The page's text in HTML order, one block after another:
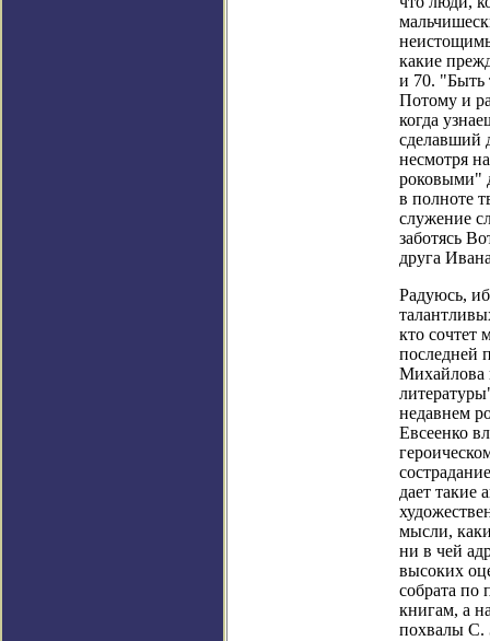
какие
и 70. "Быть
Потому и
когда
сделавший
несмотря
роковыми"
в полноте
служение
заботясь
друга
Радуюсь,
кто
последней
Михайлова
недавнем
Евсеенко
дает такие
мысли,
ни в чей
высоких
собрата по
книгам, а
похвалы